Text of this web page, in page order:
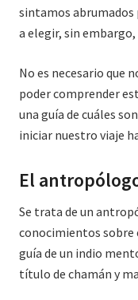
sintamos abrumados
a elegir, sin
No es necesario que
poder comprender
una guía de cuáles
iniciar nuestro viaje
El
Se trata de un
conocimientos sobre
guía de un indio
título de chamán y